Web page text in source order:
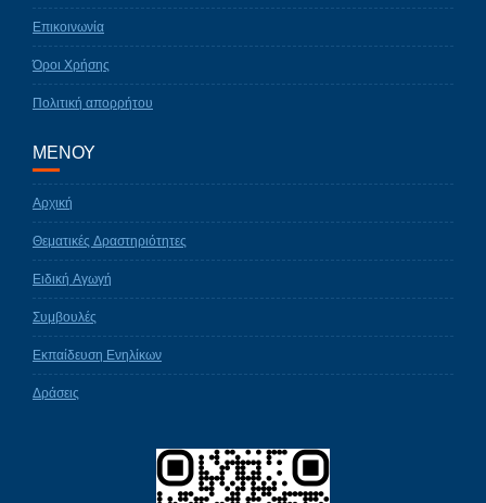
Επικοινωνία
Όροι Χρήσης
Πολιτική απορρήτου
ΜΕΝΟΥ
Αρχική
Θεματικές Δραστηριότητες
Ειδική Αγωγή
Συμβουλές
Εκπαίδευση Ενηλίκων
Δράσεις